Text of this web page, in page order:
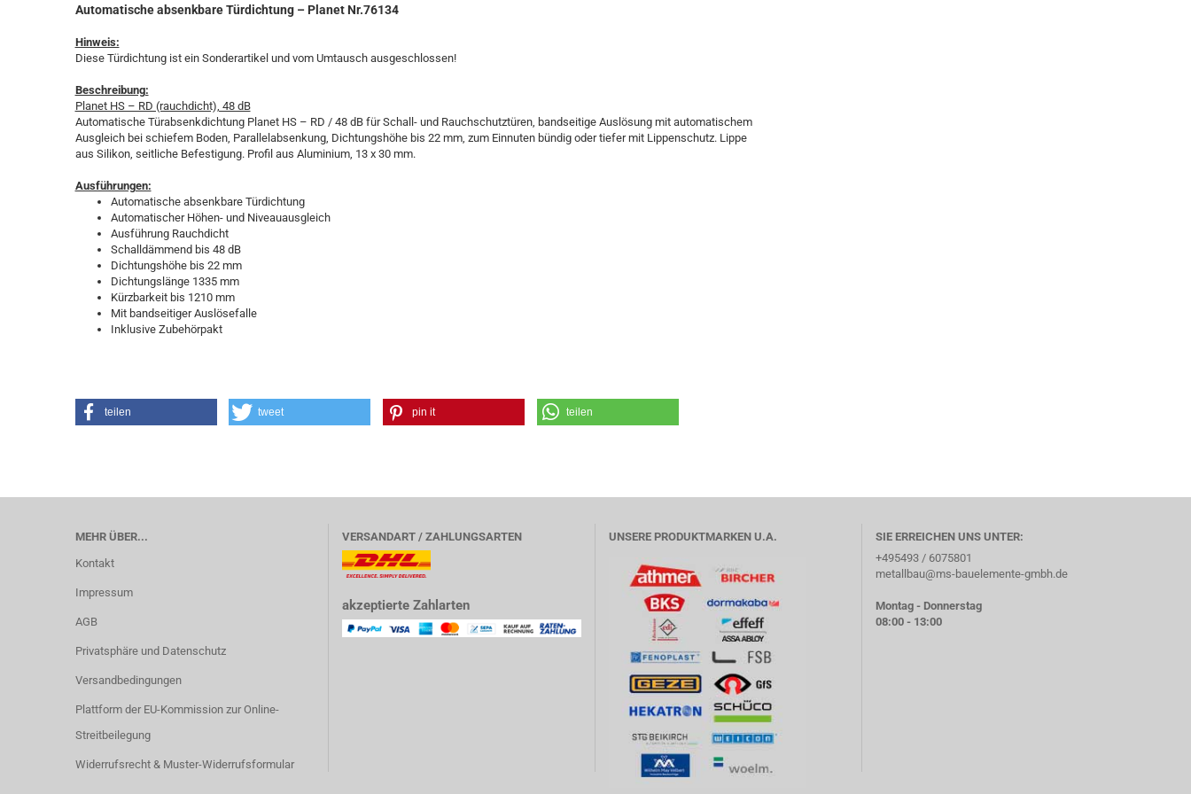
Automatische absenkbare Türdichtung – Planet Nr.76134
Hinweis:
Diese Türdichtung ist ein Sonderartikel und vom Umtausch ausgeschlossen!
Beschreibung:
Planet HS – RD (rauchdicht), 48 dB
Automatische Türabsenkdichtung Planet HS – RD / 48 dB für Schall- und Rauchschutztüren, bandseitige Auslösung mit automatischem
Ausgleich bei schiefem Boden, Parallelabsenkung, Dichtungshöhe bis 22 mm, zum Einnuten bündig oder tiefer mit Lippenschutz. Lippe
aus Silikon, seitliche Befestigung. Profil aus Aluminium, 13 x 30 mm.
Ausführungen:
Automatische absenkbare Türdichtung
Automatischer Höhen- und Niveauausgleich
Ausführung Rauchdicht
Schalldämmend bis 48 dB
Dichtungshöhe bis 22 mm
Dichtungslänge 1335 mm
Kürzbarkeit bis 1210 mm
Mit bandseitiger Auslösefalle
Inklusive Zubehörpakt
teilen tweet pin it teilen
MEHR ÜBER...
Kontakt
Impressum
AGB
Privatsphäre und Datenschutz
Versandbedingungen
Plattform der EU-Kommission zur Online-
Streitbeilegung
Widerrufsrecht & Muster-Widerrufsformular
VERSANDART / ZAHLUNGSARTEN
akzeptierte Zahlarten
UNSERE PRODUKTMARKEN U.A.
SIE ERREICHEN UNS UNTER:
+495493 / 6075801
metallbau@ms-bauelemente-gmbh.de
Montag - Donnerstag
08:00 - 13:00